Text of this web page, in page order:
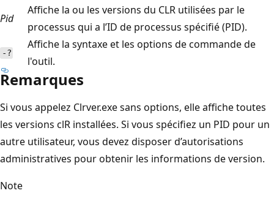
Pid
Affiche la ou les versions du CLR utilisées par le
processus qui a l’ID de processus spécifié (PID).
-?
Affiche la syntaxe et les options de commande de
l'outil.
Remarques
Si vous appelez Clrver.exe sans options, elle affiche toutes
les versions clR installées. Si vous spécifiez un PID pour un
autre utilisateur, vous devez disposer d’autorisations
administratives pour obtenir les informations de version.
Note